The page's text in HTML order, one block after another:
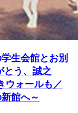
生会館とお別
う、誠之
ウォールも／
館へ～